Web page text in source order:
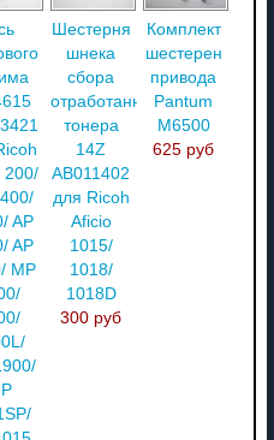
200/
AP
AP
MP
Шестерня
шнека
сбора
отработанного
тонера
14Z
AB011402
для Ricoh
Aficio
1015/
1018/
1018D
300 руб
Комплект
шестерен
привода
Pantum
M6500
625 руб